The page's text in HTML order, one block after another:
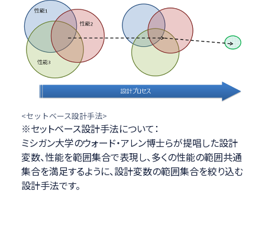
<セットベース設計手法>
※セットベース設計手法について：
ミシガン大学のウォード・アレン博士らが提唱した設計
変数、性能を範囲集合で表現し、多くの性能の範囲共通
集合を満足するように、設計変数の範囲集合を絞り込む
設計手法です。